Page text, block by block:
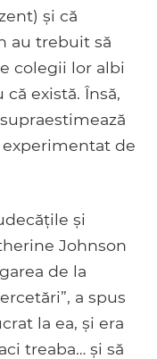
și că
au trebuit să
colegii lor albi
există. Însă,
de
și
Johnson
de la
a spus
la ea, și era
treaba… și să